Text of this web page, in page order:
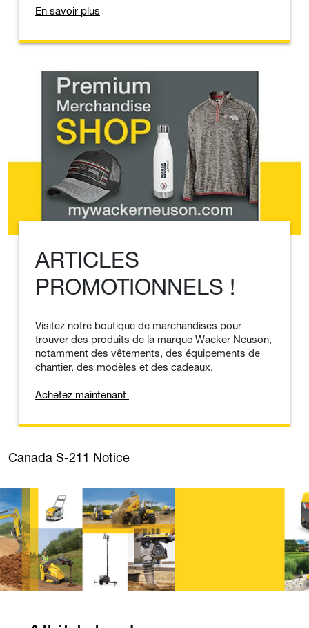
En savoir plus
ARTICLES
PROMOTIONNELS !
Visitez notre boutique de marchandises pour
trouver des produits de la marque Wacker Neuson,
notamment des vêtements, des équipements de
chantier, des modèles et des cadeaux.
Achetez maintenant
Canada S-211 Notice